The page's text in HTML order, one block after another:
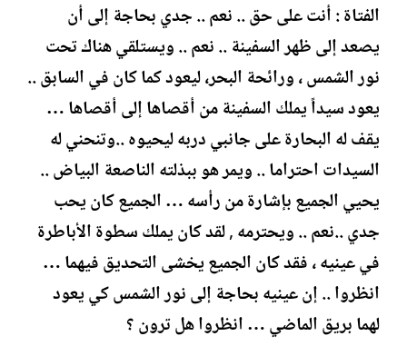
الفتاة : أنت على حق .. نعم .. جدي بحاجة إلى أن
يصعد إلى ظهر السفينة .. نعم .. ويستلقي هناك تحت
نور الشمس ، ورائحة البحر، ليعود كما كان في السابق ..
يعود سيداً يملك السفينة من أقصاها إلى أقصاها …
يقف له البحارة على جانبي دربه ليحيوه ..وتنحني له
السيدات احتراما .. ويمر هو ببذلته الناصعة البياض ..
يحيي الجميع بإشارة من رأسه … الجميع كان يحب
جدي ..نعم .. ويحترمه , لقد كان يملك سطوة الأباطرة
في عينيه ، فقد كان الجميع يخشى التحديق فيهما …
انظروا .. إن عينيه بحاجة إلى نور الشمس كي يعود
لهما بريق الماضي … انظروا هل ترون ؟